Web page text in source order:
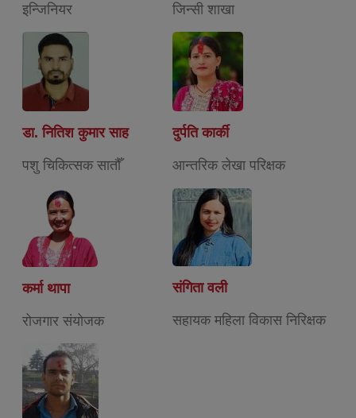
इन्जिनियर जिन्सी शाखा
डा. नितिश कुमार साह
पशु चिकित्सक सातौँ
दुर्पति कार्की
आन्तरिक लेखा परिक्षक
कर्मा थापा
रोजगार संयोजक
संगिता वली
सहायक महिला विकास निरिक्षक